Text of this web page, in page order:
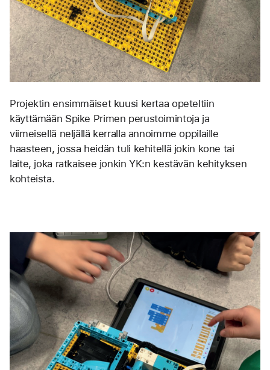
Projektin ensimmäiset kuusi kertaa opeteltiin
käyttämään Spike Primen perustoimintoja ja
viimeisellä neljällä kerralla annoimme oppilaille
haasteen, jossa heidän tuli kehitellä jokin kone tai
laite, joka ratkaisee jonkin YK:n kestävän kehityksen
kohteista.